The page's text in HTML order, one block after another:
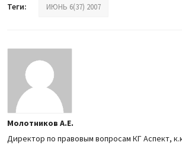
Теги: ИЮНЬ 6(37) 2007
Молотников А.Е.
Директор по правовым вопросам КГ Аспект,